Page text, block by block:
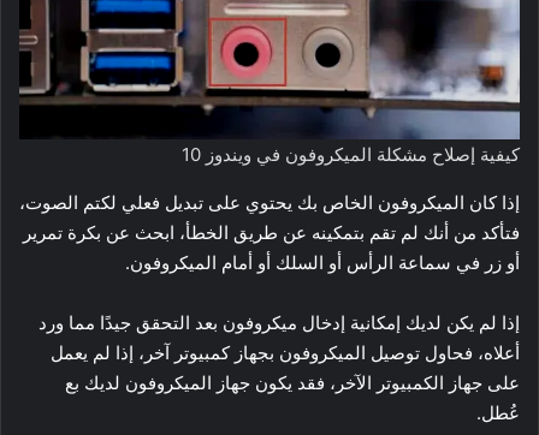
كيفية إصلاح مشكلة الميكروفون في ويندوز 10
إذا كان الميكروفون الخاص بك يحتوي على تبديل فعلي لكتم الصوت،
فتأكد من أنك لم تقم بتمكينه عن طريق الخطأ، ابحث عن بكرة تمرير
أو زر في سماعة الرأس أو السلك أو أمام الميكروفون.
إذا لم يكن لديك إمكانية إدخال ميكروفون بعد التحقق جيدًا مما ورد
أعلاه، فحاول توصيل الميكروفون بجهاز كمبيوتر آخر، إذا لم يعمل
على جهاز الكمبيوتر الآخر، فقد يكون جهاز الميكروفون لديك بع
عُطل.